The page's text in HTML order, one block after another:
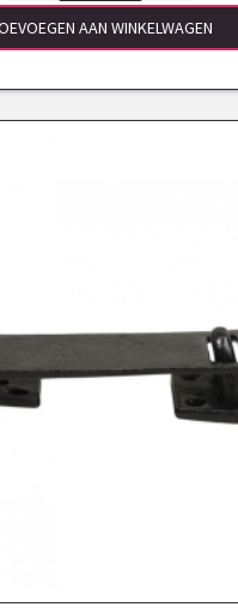
AAN WINKELWAGEN